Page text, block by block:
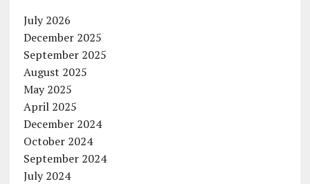
July 2026
December 2025
September 2025
August 2025
May 2025
April 2025
December 2024
October 2024
September 2024
July 2024